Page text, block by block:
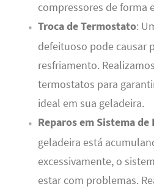
compressores de forma
Troca de Termostato:
defeituoso pode causar
resfriamento.
termostatos para
ideal em sua geladeira.
Reparos em Sistema de
geladeira está
excessivamente, o
estar com problemas.